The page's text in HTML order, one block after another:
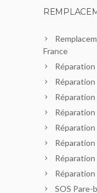
France
Réparation
SOS Pare-